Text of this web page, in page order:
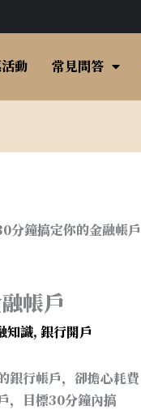
動 常見問答
分鐘搞定你的金融帳戶
帳戶
知識, 銀行開戶
銀行帳戶，卻擔心耗費
，目標30分鐘內搞